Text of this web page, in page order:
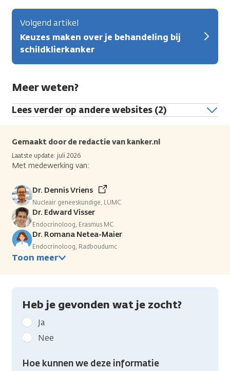
Volgend artikel
Keuzes maken over je behandeling bij
schildklierkanker
Meer weten?
Lees verder op andere websites (2)
Gemaakt door de redactie van kanker.nl
Laatste update: juli 2026
Met medewerking van:
Dr. Dennis Vriens
Nucleair geneeskundige, LUMC
Dr. Edward Visser
Endocrinoloog, Erasmus MC
Dr. Romana Netea-Maier
Endocrinoloog, Radboudumc
Toon meer
Heb je gevonden wat je zocht?
Geef
kanker.nl
feedback:
Heb
Ja
Nee
Hoe kunnen we deze informatie